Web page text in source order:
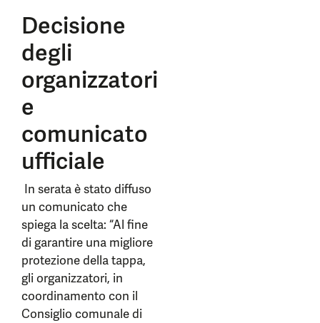
Decisione
degli
organizzatori
e
comunicato
ufficiale
In serata è stato diffuso
un comunicato che
spiega la scelta: “Al fine
di garantire una migliore
protezione della tappa,
gli organizzatori, in
coordinamento con il
Consiglio comunale di